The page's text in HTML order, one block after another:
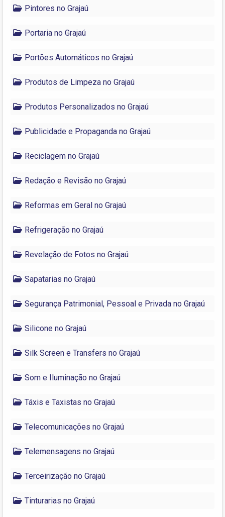
Pintores no Grajaú
Portaria no Grajaú
Portões Automáticos no Grajaú
Produtos de Limpeza no Grajaú
Produtos Personalizados no Grajaú
Publicidade e Propaganda no Grajaú
Reciclagem no Grajaú
Redação e Revisão no Grajaú
Reformas em Geral no Grajaú
Refrigeração no Grajaú
Revelação de Fotos no Grajaú
Sapatarias no Grajaú
Segurança Patrimonial, Pessoal e Privada no Grajaú
Silicone no Grajaú
Silk Screen e Transfers no Grajaú
Som e Iluminação no Grajaú
Táxis e Taxistas no Grajaú
Telecomunicações no Grajaú
Telemensagens no Grajaú
Terceirização no Grajaú
Tinturarias no Grajaú